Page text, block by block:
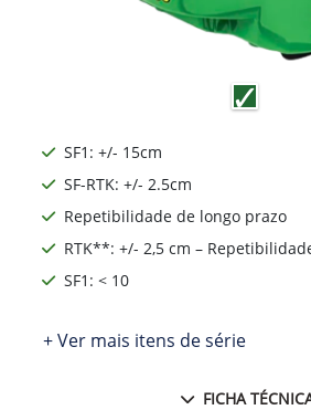
SF1: +/- 15cm
SF-RTK: +/- 2.5cm
Repetibilidade de longo prazo
RTK**: +/- 2,5 cm –
SF1: < 10
+ Ver mais itens de série
FICHA